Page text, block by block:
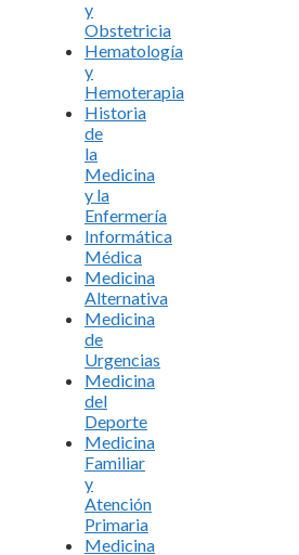
y
Obstetricia
Hematología
y
Hemoterapia
Historia
de
la
Medicina
y la
Enfermería
Informática
Médica
Medicina
Alternativa
Medicina
de
Urgencias
Medicina
del
Deporte
Medicina
Familiar
y
Atención
Primaria
Medicina